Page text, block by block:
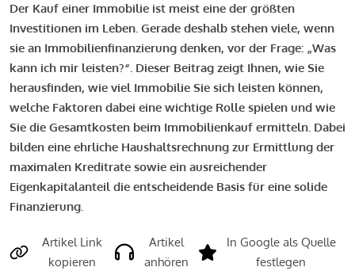
Der Kauf einer Immobilie ist meist eine der größten
Investitionen im Leben. Gerade deshalb stehen viele, wenn
sie an Immobilienfinanzierung denken, vor der Frage: „Was
kann ich mir leisten?“. Dieser Beitrag zeigt Ihnen, wie Sie
herausfinden, wie viel Immobilie Sie sich leisten können,
welche Faktoren dabei eine wichtige Rolle spielen und wie
Sie die Gesamtkosten beim Immobilienkauf ermitteln. Dabei
bilden eine ehrliche Haushaltsrechnung zur Ermittlung der
maximalen Kreditrate sowie ein ausreichender
Eigenkapitalanteil die entscheidende Basis für eine solide
Finanzierung.
Artikel Link
kopieren
Artikel
anhören
In Google als Quelle
festlegen